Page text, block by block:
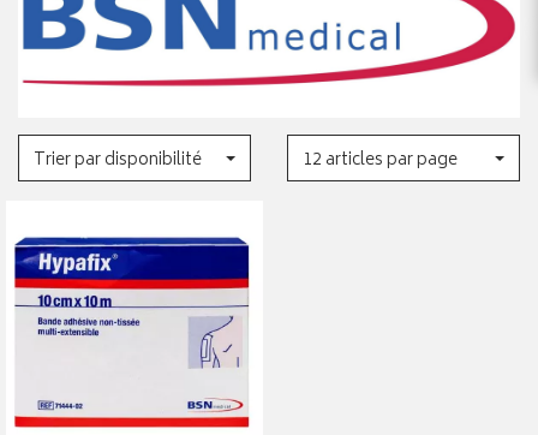
Trier par disponibilité 12 articles par page